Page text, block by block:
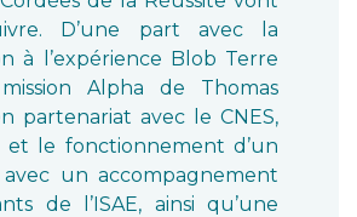
D’une part avec la
à l’expérience Blob Terre
Alpha de Thomas
partenariat avec le CNES,
et le fonctionnement d’un
un accompagnement
de l’ISAE, ainsi qu’une